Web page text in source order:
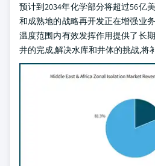
预计到2034年化学部分将超过56亿
和成熟地的战略再开发正在增强业
温度范围内有效发挥作用提供了长
井的完成,解决水库和井体的挑战,将